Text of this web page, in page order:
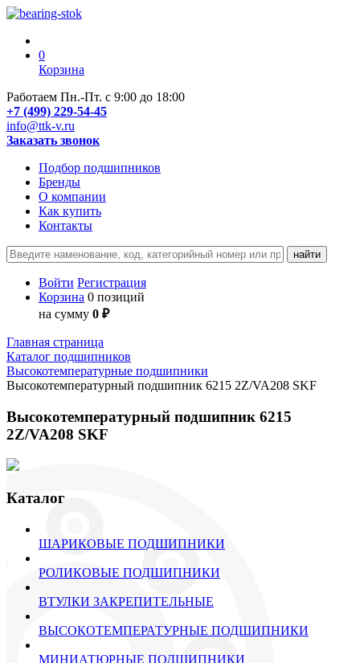
0
Корзина
Работаем Пн.-Пт. с 9:00 до 18:00
+7 (499) 229-54-45
info@ttk-v.ru
Заказать звонок
Подбор подшипников
Бренды
О компании
Как купить
Контакты
Войти Регистрация
Корзина 0 позиций
на сумму 0 ₽
Главная страница
Каталог подшипников
Высокотемпературные подшипники
Высокотемпературный подшипник 6215 2Z/VA208 SKF
Высокотемпературный подшипник 6215
2Z/VA208 SKF
Каталог
ШАРИКОВЫЕ ПОДШИПНИКИ
РОЛИКОВЫЕ ПОДШИПНИКИ
ВТУЛКИ ЗАКРЕПИТЕЛЬНЫЕ
ВЫСОКОТЕМПЕРАТУРНЫЕ ПОДШИПНИКИ
МИНИАТЮРНЫЕ ПОДШИПНИКИ